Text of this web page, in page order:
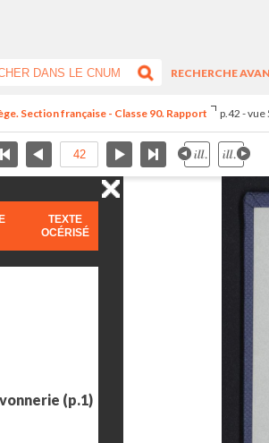
RECHERCHE
Section française - Classe 90. Rapport p.42 - vue
TEXTE
OCÉRISÉ
(p.1)